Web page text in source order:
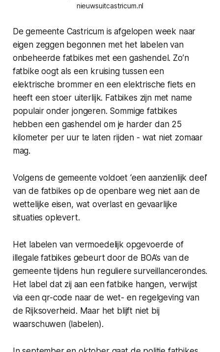
nieuwsuitcastricum.nl
De gemeente Castricum is afgelopen week naar
eigen zeggen begonnen met het labelen van
onbeheerde fatbikes met een gashendel. Zo’n
fatbike oogt als een kruising tussen een
elektrische brommer en een elektrische fiets en
heeft een stoer uiterlijk. Fatbikes zijn met name
populair onder jongeren. Sommige fatbikes
hebben een gashendel om je harder dan 25
kilometer per uur te laten rijden - wat niet zomaar
mag.
Volgens de gemeente voldoet ‘een aanzienlijk deel’
van de fatbikes op de openbare weg niet aan de
wettelijke eisen, wat overlast en gevaarlijke
situaties oplevert.
Het labelen van vermoedelijk opgevoerde of
illegale fatbikes gebeurt door de BOA’s van de
gemeente tijdens hun reguliere surveillancerondes.
Het label dat zij aan een fatbike hangen, verwijst
via een qr-code naar de wet- en regelgeving van
de Rijksoverheid. Maar het blijft niet bij
waarschuwen (labelen).